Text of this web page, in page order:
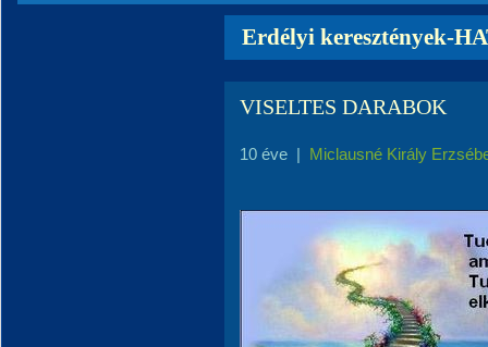
Erdélyi keresztények-
VISELTES DARABOK
10 éve | Miclausné Király